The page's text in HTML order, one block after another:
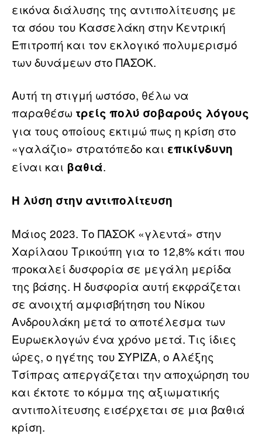
εικόνα διάλυσης της αντιπολίτευσης με
τα σόου του Κασσελάκη στην Κεντρική
Επιτροπή και τον εκλογικό πολυμερισμό
των δυνάμεων στο ΠΑΣΟΚ.
Αυτή τη στιγμή ωστόσο, θέλω να
παραθέσω τρείς πολύ σοβαρούς λόγους
για τους οποίους εκτιμώ πως η κρίση στο
«γαλάζιο» στρατόπεδο και επικίνδυνη
είναι και βαθιά.
Η λύση στην αντιπολίτευση
Μάιος 2023. Το ΠΑΣΟΚ «γλεντά» στην
Χαρίλαου Τρικούπη για το 12,8% κάτι που
προκαλεί δυσφορία σε μεγάλη μερίδα
της βάσης. Η δυσφορία αυτή εκφράζεται
σε ανοιχτή αμφισβήτηση του Νίκου
Ανδρουλάκη μετά το αποτέλεσμα των
Ευρωεκλογών ένα χρόνο μετά. Τις ίδιες
ώρες, ο ηγέτης του ΣΥΡΙΖΑ, ο Αλέξης
Τσίπρας απεργάζεται την αποχώρηση του
και έκτοτε το κόμμα της αξιωματικής
αντιπολίτευσης εισέρχεται σε μια βαθιά
κρίση.